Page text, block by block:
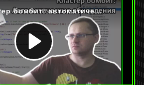
youtu.be/YI8_9z5i6hU
,Прочие видеоролики